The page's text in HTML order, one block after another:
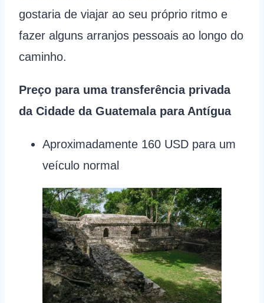
gostaria de viajar ao seu próprio ritmo e
fazer alguns arranjos pessoais ao longo do
caminho.
Preço para uma transferência privada
da Cidade da Guatemala para Antígua
Aproximadamente 160 USD para um
veículo normal